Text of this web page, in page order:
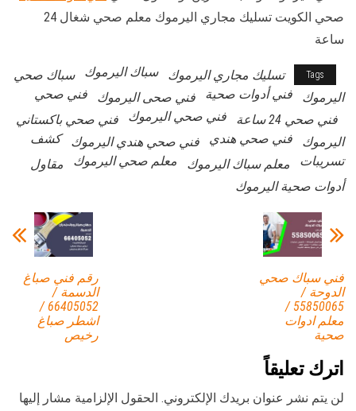
صحي الكويت تسليك مجاري اليرموك معلم صحي شغال 24
ساعة
Tags تسليك مجاري اليرموك سباك اليرموك
سباك صحي
اليرموك
فني أدوات صحية فني صحى اليرموك
فني صحي
فني صحي 24 ساعة
فني صحي اليرموك
فني صحي باكستاني
اليرموك
فني صحي هندي فني صحي هندي اليرموك
كشف
تسريبات
معلم سباك اليرموك معلم صحي اليرموك
مقاول
أدوات صحية اليرموك
رقم فني صباغ
الدسمة /
66405052 /
اشطر صباغ
رخيص
فني سباك صحي
الدوحة /
55850065 /
معلم ادوات
صحية
اترك تعليقاً
لن يتم نشر عنوان بريدك الإلكتروني. الحقول الإلزامية مشار إليها